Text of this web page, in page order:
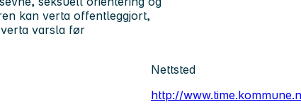
kan verta offentleggjort,
varsla før
Nettsted
http://